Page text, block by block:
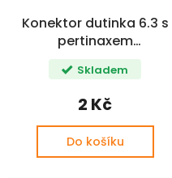
Konektor dutinka 6.3 s
pertinaxem
kondenzátor JAWA, ČZ
Skladem
2 Kč
Do košíku